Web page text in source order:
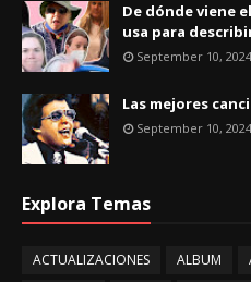
De dónde viene
usa para
September 10, 2024
Las mejores
September 10, 2024
Explora Temas
ACTUALIZACIONES ALBUM